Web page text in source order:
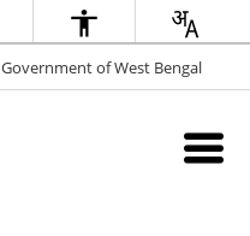
Government of West Bengal